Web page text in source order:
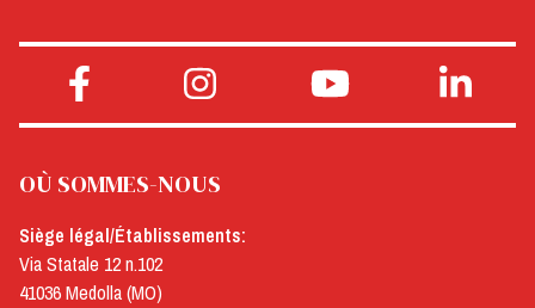
OÙ SOMMES-NOUS
Siège légal/Établissements:
Via Statale 12 n.102
41036 Medolla (MO)